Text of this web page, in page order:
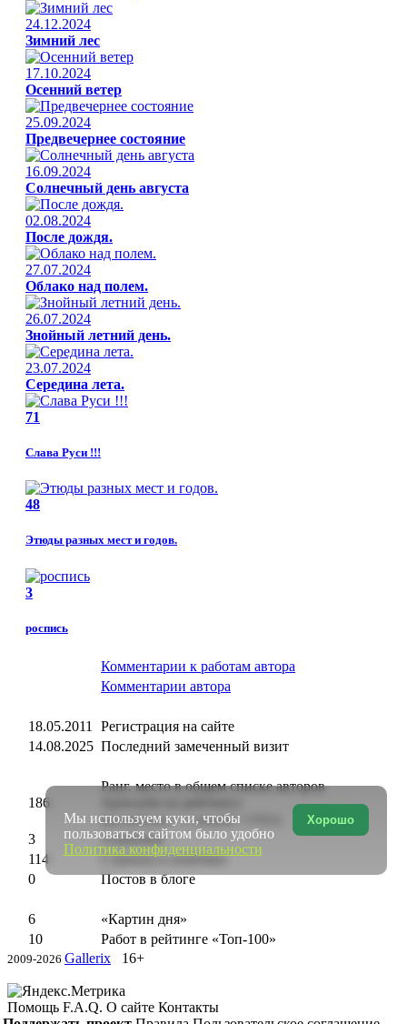
24.12.2024
Зимний лес
17.10.2024
Осенний ветер
25.09.2024
Предвечернее состояние
16.09.2024
Солнечный день августа
02.08.2024
После дождя.
27.07.2024
Облако над полем.
26.07.2024
Знойный летний день.
23.07.2024
Середина лета.
71
Слава Руси !!!
48
Этюды разных мест и годов.
3
роспись
Комментарии к работам автора
Комментарии автора
18.05.2011
Регистрация на сайте
14.08.2025 Последний замеченный визит
186
Ранг, место в общем списке авторов
(высший ранг = 1, низший = 57925)
3
Альбомов
114
Страниц в альбомах
0
Постов в блоге
6
«Картин дня»
10
Работ в рейтинге «Топ-100»
2009-2026 Gallerix 16+
Помощь F.A.Q. О сайте Контакты
Хорошо
Мы используем куки, чтобы
пользоваться сайтом было удобно
Политика конфиденциальности